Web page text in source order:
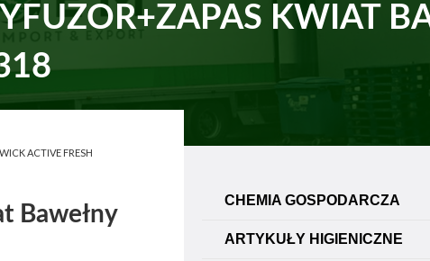
KWIAT
ACTIVE FRESH
Bawełny
CHEMIA GOSPODARCZA
ARTYKUŁY HIGIENICZNE